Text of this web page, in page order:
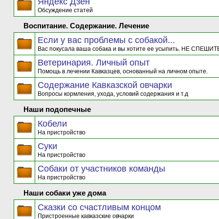
Обсуждение статей
Воспитание. Содержание. Лечение
Если у вас проблемы с собакой...
Вас покусала ваша собака и вы хотите ее усыпить. НЕ
Ветеринария. Личный опыт
Помощь в лечении Кавказцев, основанный на личном опыте.
Содержание Кавказской овчарки
Вопросы кормления, ухода, условий содержания и т.д
Наши подопечные
Кобели
На пристройство
Суки
На пристройство
Собаки от участников команды
На пристройство
Наши собаки уже дома
Сказки со счастливым концом
Пристроенные кавказские овчарки